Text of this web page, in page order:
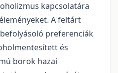
kapcsolatára
A feltárt
preferenciák
és
borok hazai